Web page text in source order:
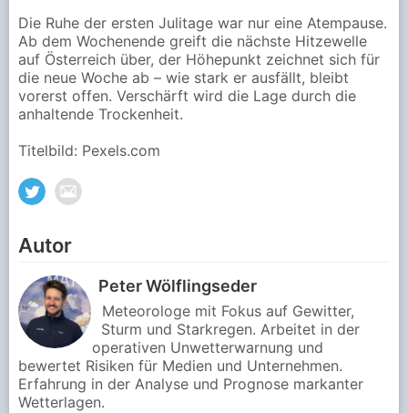
Die Ruhe der ersten Julitage war nur eine Atempause.
Ab dem Wochenende greift die nächste Hitzewelle
auf Österreich über, der Höhepunkt zeichnet sich für
die neue Woche ab – wie stark er ausfällt, bleibt
vorerst offen. Verschärft wird die Lage durch die
anhaltende Trockenheit.
Titelbild: Pexels.com
Autor
Peter Wölflingseder
Meteorologe mit Fokus auf Gewitter,
Sturm und Starkregen. Arbeitet in der
operativen Unwetterwarnung und
bewertet Risiken für Medien und Unternehmen.
Erfahrung in der Analyse und Prognose markanter
Wetterlagen.